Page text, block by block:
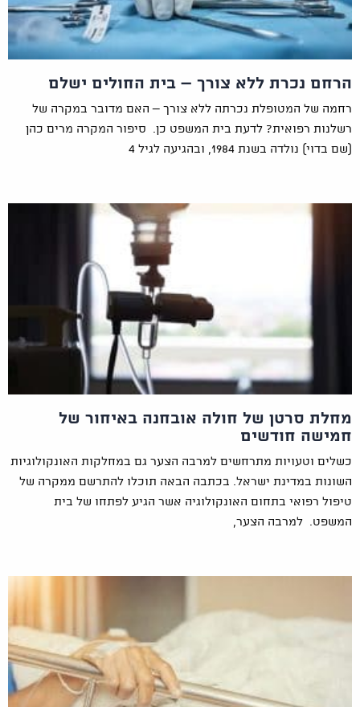
הרחם נכרת ללא צורך – בית החולים ישלם
רחמה של המטופלת נכרתה ללא צורך – האם מדובר במקרה של
רשלנות רפואית? לדעת בית המשפט כן. סיפור המקרה מרים כהן
(שם בדוי) נולדה בשנת 1984, ובהגיעה לגיל 4
מחלת סרטן של חולה אובחנה באיחור של
חמישה חודשים
כשלים וטעויות מתרחשים למרבה הצער גם במחלקות האונקולוגיות
השונות במדינת ישראל. בכתבה הבאה תוכלו להתרשם ממקרה של
טיפול רפואי בתחום האונקולוגיה אשר הגיע לפתחו של בית
המשפט. למרבה הצער,